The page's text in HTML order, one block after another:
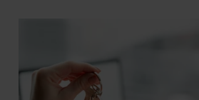
gaat akkoord met onze cookies als